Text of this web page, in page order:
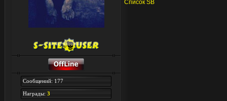
Сообщений: 177
Награды: 3
Список SB